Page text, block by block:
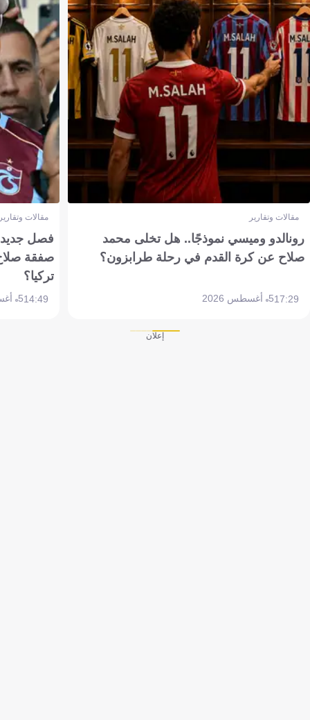
مقالات وتقارير
رونالدو وميسي نموذجًا.. هل تخلى محمد
صلاح عن كرة القدم في رحلة طرابزون؟
17:295 أغسطس 2026
مقالات
فصل جديد
صفقة
تركيا؟
14:495 أغسطس 2026
إعلان